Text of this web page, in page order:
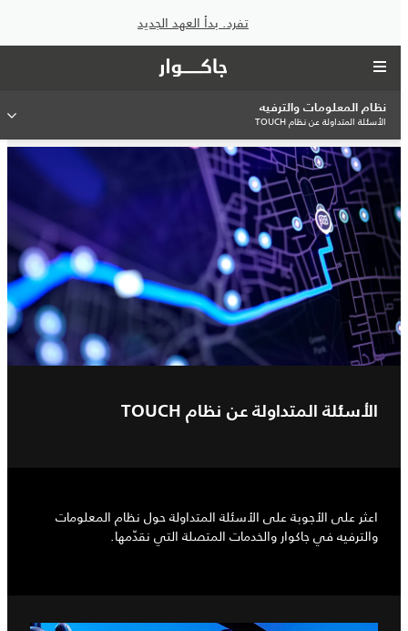
تفرد. بدأ العهد الجديد
نظام المعلومات والترفيه
الأسئلة المتداولة عن نظام TOUCH
الأسئلة المتداولة عن نظام TOUCH
اعثر على الأجوبة على الأسئلة المتداولة حول نظام المعلومات
والترفيه في جاكوار والخدمات المتصلة التي نقدّمها.